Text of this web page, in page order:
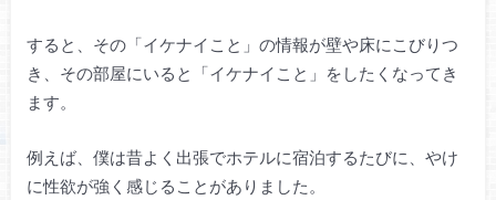
すると、その「イケナイこと」の情報が壁や床にこびりつ
き、その部屋にいると「イケナイこと」をしたくなってき
ます。
例えば、僕は昔よく出張でホテルに宿泊するたびに、やけ
に性欲が強く感じることがありました。